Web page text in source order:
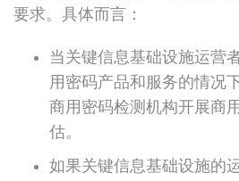
要求。具体而言：
当关键信息基础设施运营
用密码产品和服务的情况
商用密码检测机构开展商
估。
如果关键信息基础设施的